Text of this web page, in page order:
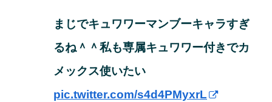
まじでキュワワーマンブーキャラすぎ
るね＾＾私も専属キュワワー付きでカ
メックス使いたい
pic.twitter.com/s4d4PMyxrL